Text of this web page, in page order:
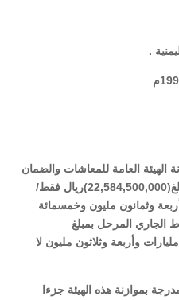
.
الهيئة العامة للمعاشات والضمان
الاجتماعي للسنة المالية 1999م بمبلغ(22,584,500,000)ريال فقط/
وثمانون مليون وخمسمائة
الجاري المرحل بمبلغ
وأربعة وثلاثون مليون لا
بموازنة هذه الهيئة جزءا